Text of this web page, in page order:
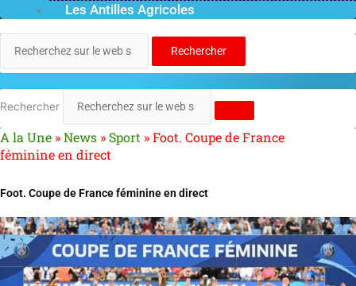
Les Antilles Agricoles
Rechercher
Rechercher
A la Une »News »Sport »Foot. Coupe de France
féminine en direct
Foot. Coupe de France féminine en direct